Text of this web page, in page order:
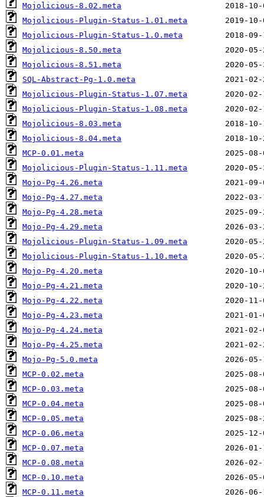
Mojolicious-8.02.meta
Mojolicious-Plugin-Status-1.01.meta
Mojolicious-Plugin-Status-1.0.meta
Mojolicious-8.50.meta
Mojolicious-8.51.meta
SQL-Abstract-Pg-1.0.meta
Mojolicious-Plugin-Status-1.07.meta
Mojolicious-Plugin-Status-1.08.meta
Mojolicious-8.03.meta
Mojolicious-8.04.meta
MCP-0.01.meta
Mojolicious-Plugin-Status-1.11.meta
Mojo-Pg-4.26.meta
Mojo-Pg-4.27.meta
Mojo-Pg-4.28.meta
Mojo-Pg-4.29.meta
Mojolicious-Plugin-Status-1.09.meta
Mojolicious-Plugin-Status-1.10.meta
Mojo-Pg-4.20.meta
Mojo-Pg-4.21.meta
Mojo-Pg-4.22.meta
Mojo-Pg-4.23.meta
Mojo-Pg-4.24.meta
Mojo-Pg-4.25.meta
Mojo-Pg-5.0.meta
MCP-0.02.meta
MCP-0.03.meta
MCP-0.04.meta
MCP-0.05.meta
MCP-0.06.meta
MCP-0.07.meta
MCP-0.08.meta
MCP-0.10.meta
MCP-0.11.meta